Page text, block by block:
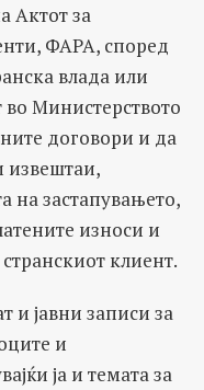
Актот за
ФАРА, според
влада или
во Министерството
договори и да
извештаи,
на застапувањето,
износи и
клиент.
и јавни записи за
и
ја и темата за